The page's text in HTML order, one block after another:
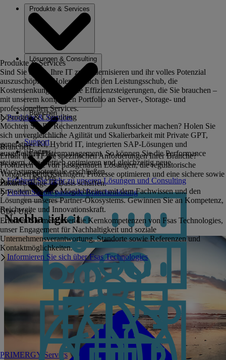
Produkte & Services
Lösungen & Consulting
Branchen
Support
Partner
Über Uns
Produkte & Services
Sind Sie bereit, Ihre IT zu modernisieren und ihr volles Potenzial
auszuschöpfen? Holen Sie sich den Leistungsschub, die
Kostensenkungen und die Effizienzsteigerungen, die Sie brauchen –
mit unserem kompletten Portfolio an Server-, Storage- und
professionellen Services.
Produkte & Services
PRIMERGY Servers
Lösungen & Consulting
Möchten Sie Ihr Rechenzentrum zukunftssicher machen? Holen Sie
sich unvergleichliche Agilität und Skalierbarkeit mit Private GPT,
generativer KI, Hybrid IT, integrierten SAP-Lösungen und
ausgefeiltem Datenmanagement. So können Sie die Performance
steigern, den Betrieb optimieren und gleichzeitig neue
Wachstumspotentiale erschließen.
Erfahren Sie mehr zu unseren Lösungen und Consulting
Branchen
Erfüllt Ihre IT die spezifischen Anforderungen Ihrer Branche?
Profitieren Sie von passgenauen Lösungen, die regulatorische
Vorgaben berücksichtigen, Prozesse optimieren und eine sichere sowie
zukunftsfähige IT-Basis schaffen.
Finden Sie die passende Branchenlösung
Partner
Erweitern Sie Ihre Möglichkeiten mit dem Fachwissen und den
Lösungen unseres Partner-Ökosystems. Gewinnen Sie an Kompetenz,
Reichweite und Innovationskraft.
Über Uns
Erfahren Sie mehr über die Kernkompetenzen von Fsas Technologies,
unser Engagement für Nachhaltigkeit und soziale
Unternehmensverantwortung, Standorte sowie Referenzen und
Kontaktmöglichkeiten.
Informieren Sie sich über Fsas Technologies
Nachhaltigkeit